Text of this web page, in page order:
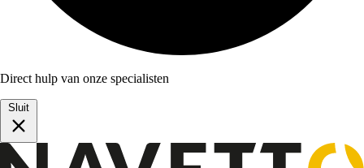
Direct hulp van onze specialisten
Sluit